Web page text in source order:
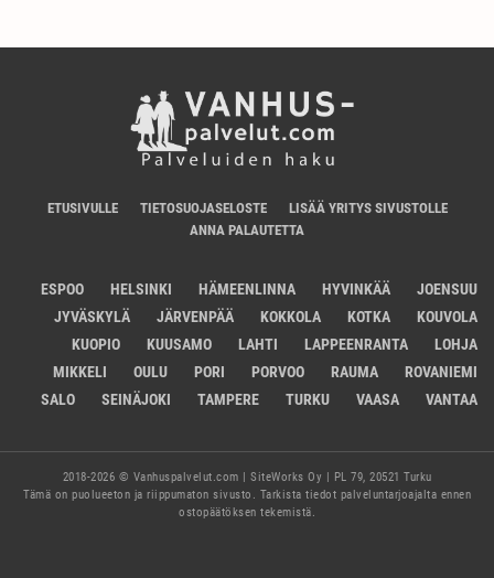
ETUSIVULLE TIETOSUOJASELOSTE
LISÄÄ YRITYS SIVUSTOLLE
ANNA PALAUTETTA
ESPOO HELSINKI HÄMEENLINNA HYVINKÄÄ
JOENSUU
JYVÄSKYLÄ
JÄRVENPÄÄ KOKKOLA KOTKA
KOUVOLA
KUOPIO
KUUSAMO LAHTI LAPPEENRANTA
LOHJA
MIKKELI
OULU PORI PORVOO RAUMA
ROVANIEMI
SALO
SEINÄJOKI TAMPERE TURKU VAASA VANTAA
2018-2026 © Vanhuspalvelut.com | SiteWorks Oy | PL 79, 20521 Turku
Tämä on puolueeton ja riippumaton sivusto. Tarkista tiedot palveluntarjoajalta ennen
ostopäätöksen tekemistä.